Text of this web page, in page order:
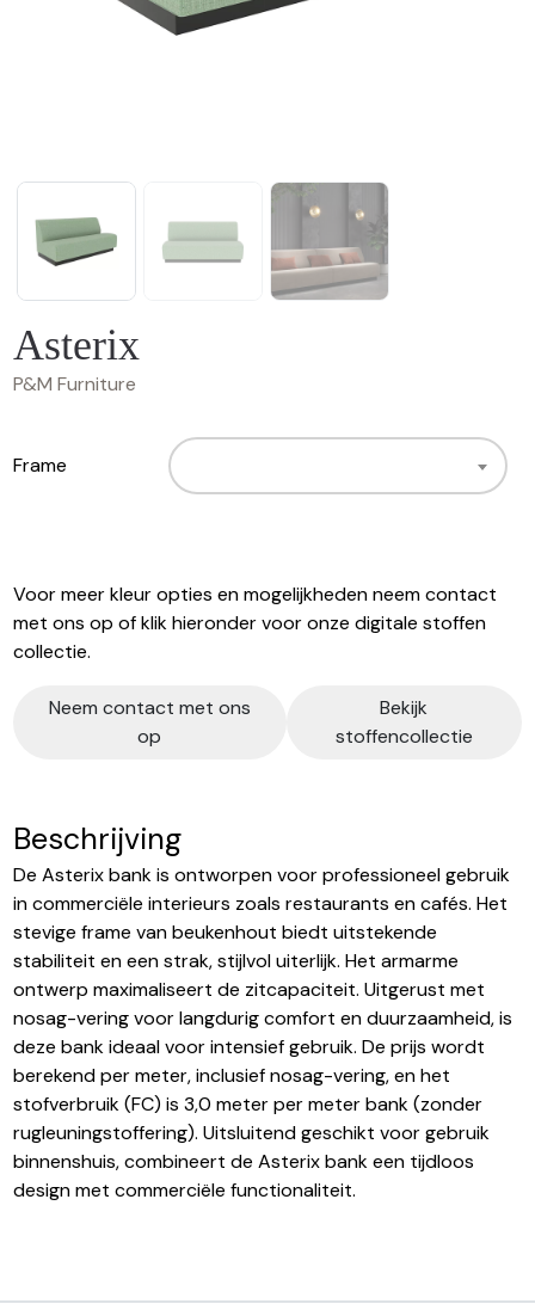
Asterix
P&M Furniture
Frame
Voor meer kleur opties en mogelijkheden neem contact
met ons op of klik hieronder voor onze digitale stoffen
collectie.
Neem contact met ons
op
Bekijk
stoffencollectie
Beschrijving
De Asterix bank is ontworpen voor professioneel gebruik
in commerciële interieurs zoals restaurants en cafés. Het
stevige frame van beukenhout biedt uitstekende
stabiliteit en een strak, stijlvol uiterlijk. Het armarme
ontwerp maximaliseert de zitcapaciteit. Uitgerust met
nosag-vering voor langdurig comfort en duurzaamheid, is
deze bank ideaal voor intensief gebruik. De prijs wordt
berekend per meter, inclusief nosag-vering, en het
stofverbruik (FC) is 3,0 meter per meter bank (zonder
rugleuningstoffering). Uitsluitend geschikt voor gebruik
binnenshuis, combineert de Asterix bank een tijdloos
design met commerciële functionaliteit.